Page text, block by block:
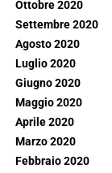
Ottobre 2020
Settembre 2020
Agosto 2020
Luglio 2020
Giugno 2020
Maggio 2020
Aprile 2020
Marzo 2020
Febbraio 2020